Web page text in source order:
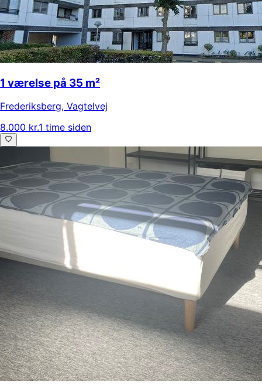
1 værelse på 35 m²
Frederiksberg, Vagtelvej
8.000 kr.1 time siden